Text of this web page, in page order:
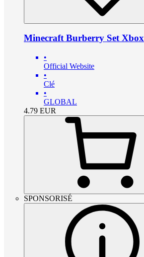
Minecraft Burberry Set Xbox
•
Official Website
•
Clé
•
GLOBAL
4.79 EUR
SPONSORISÉ